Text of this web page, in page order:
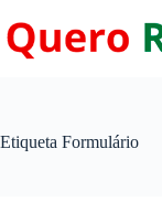
para
o
Etiqueta Formulário